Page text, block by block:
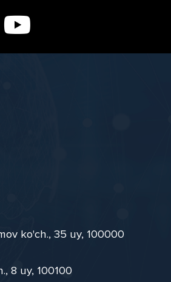
ko'ch., 35 uy, 100000
8 uy, 100100